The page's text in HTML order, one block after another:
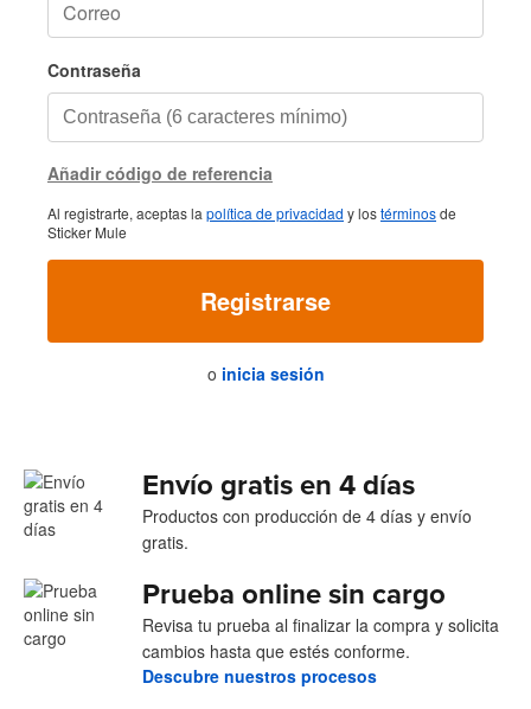
Contraseña
Añadir código de referencia
Al registrarte, aceptas la política de privacidad y lostérminosde
Sticker Mule
Registrarse
o inicia sesión
Envío gratis en 4 días
Productos con producción de 4 días y envío
gratis.
Prueba online sin cargo
Revisa tu prueba al finalizar la compra y solicita
cambios hasta que estés conforme.
Descubre nuestros procesos